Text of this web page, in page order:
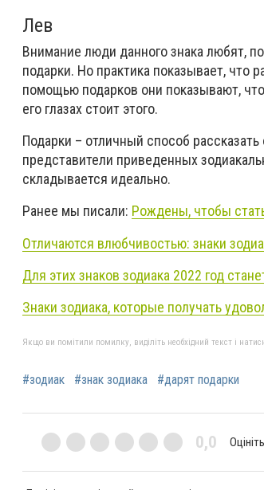
Лев
Внимание люди данного знака любят,
подарки. Но практика показывает, что
помощью подарков они показывают,
его глазах стоит этого.
Подарки – отличный способ
представители приведенных
складывается идеально.
Ранее мы писали: Рождены, чтобы
Отличаются влюбчивостью: знаки
Для этих знаков зодиака 2022 год
Знаки зодиака, которые получать
Якщо ви помітили помилку, виділіть необхідний текст і
#зодиак #знак зодиака #дарят подарки
0,0